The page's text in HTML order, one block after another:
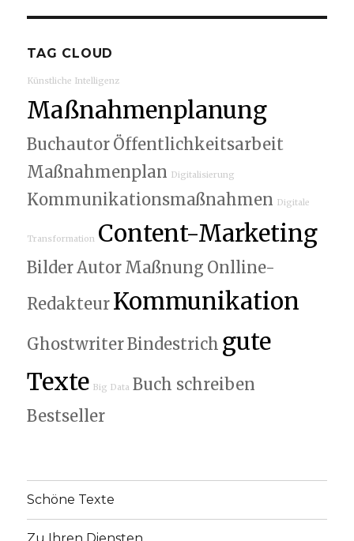
TAG CLOUD
Künstliche Intelligenz
Maßnahmenplanung
Buchautor Öffentlichkeitsarbeit
Maßnahmenplan Digitalisierung
Kommunikationsmaßnahmen Digitale
Transformation Content-Marketing
BilderAutor Maßnung Onlline-
Redakteur Kommunikation
GhostwriterBindestrich gute
Texte Big Data Buch schreiben
Bestseller
Schöne Texte